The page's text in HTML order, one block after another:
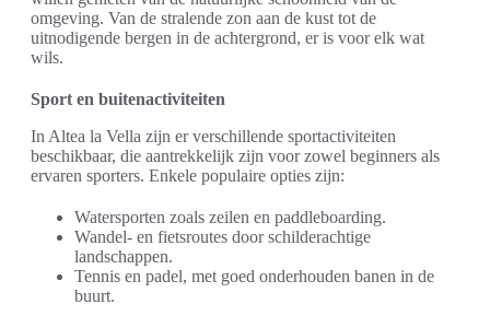
omgeving. Van de stralende zon aan de kust tot de
uitnodigende bergen in de achtergrond, er is voor elk wat
wils.
Sport en buitenactiviteiten
In Altea la Vella zijn er verschillende sportactiviteiten
beschikbaar, die aantrekkelijk zijn voor zowel beginners als
ervaren sporters. Enkele populaire opties zijn:
Watersporten zoals zeilen en paddleboarding.
Wandel- en fietsroutes door schilderachtige
landschappen.
Tennis en padel, met goed onderhouden banen in de
buurt.